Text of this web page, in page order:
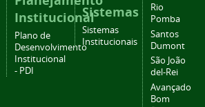
Institucional
Plano de
Desenvolvimento
Institucional
- PDI
Sistemas
Sistemas
Institucionais
Rio
Pomba
Santos
Dumont
São João
del-Rei
Avançado
Bom